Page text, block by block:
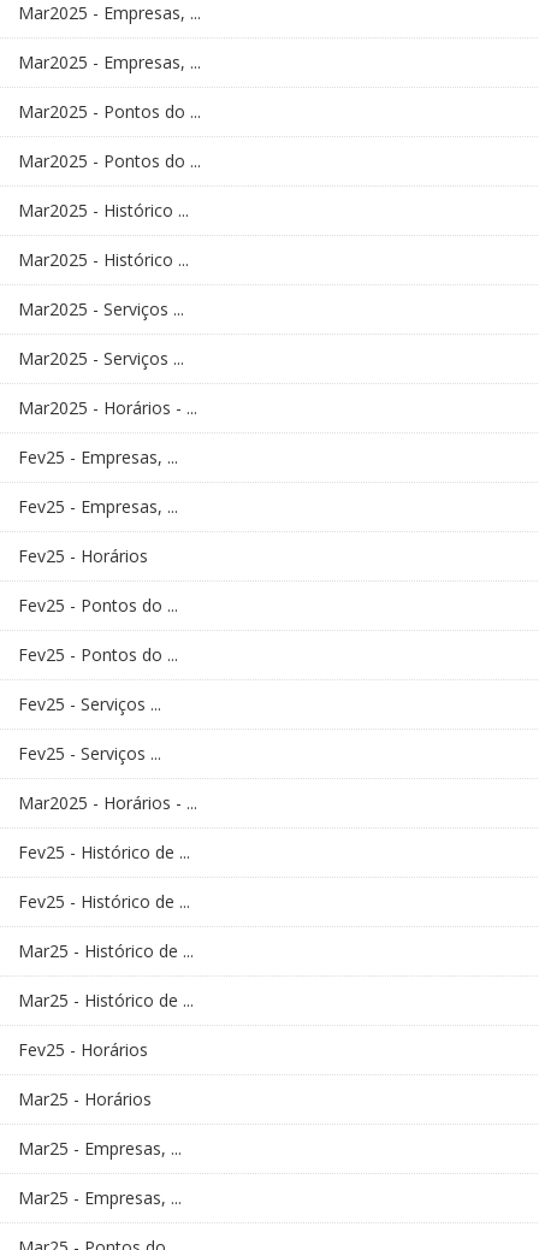
Mar2025 - Empresas, ...
Mar2025 - Empresas, ...
Mar2025 - Pontos do ...
Mar2025 - Pontos do ...
Mar2025 - Histórico ...
Mar2025 - Histórico ...
Mar2025 - Serviços ...
Mar2025 - Serviços ...
Mar2025 - Horários - ...
Fev25 - Empresas, ...
Fev25 - Empresas, ...
Fev25 - Horários
Fev25 - Pontos do ...
Fev25 - Pontos do ...
Fev25 - Serviços ...
Fev25 - Serviços ...
Mar2025 - Horários - ...
Fev25 - Histórico de ...
Fev25 - Histórico de ...
Mar25 - Histórico de ...
Mar25 - Histórico de ...
Fev25 - Horários
Mar25 - Horários
Mar25 - Empresas, ...
Mar25 - Empresas, ...